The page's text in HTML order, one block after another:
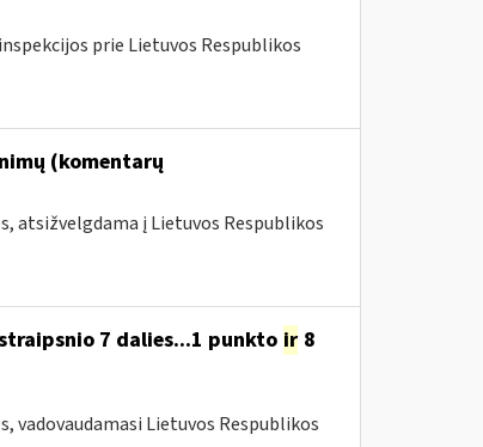
inspekcijos prie Lietuvos Respublikos
(komentarų
atsižvelgdama į Lietuvos Respublikos
7 dalies...1 punkto ir8
vadovaudamasi Lietuvos Respublikos